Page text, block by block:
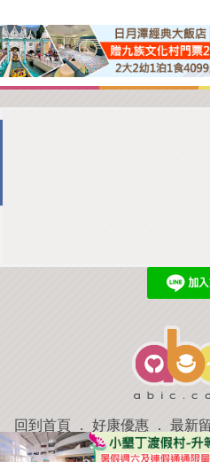
回到首頁 ． 好康優惠 ． 最新
部落格微件．商家合作．討